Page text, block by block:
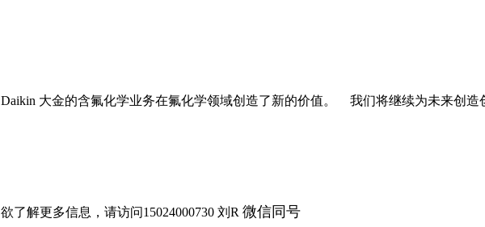
Daikin 大金的含氟化学业务在氟化学领域创造了新的价值。 我们将继续为未来创造
欲了解更多信息，请访问15024000730 刘 R 微信同号